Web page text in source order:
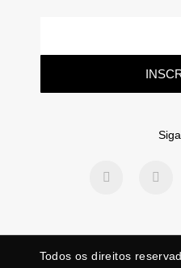
Todos os direitos